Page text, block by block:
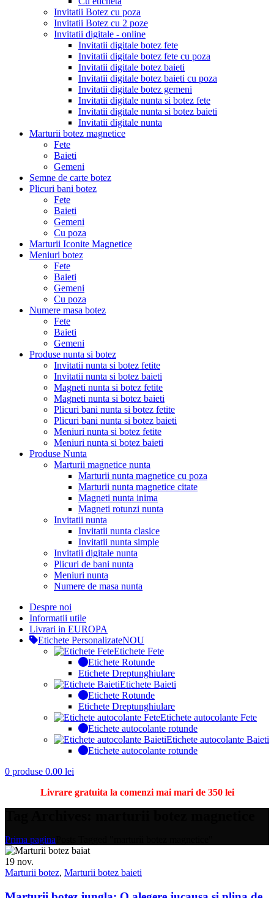
Invitatii Botez cu poza
Invitatii Botez cu 2 poze
Invitatii digitale - online
Invitatii digitale botez fete
Invitatii digitale botez fete cu poza
Invitatii digitale botez baieti
Invitatii digitale botez baieti cu poza
Invitatii digitale botez gemeni
Invitatii digitale nunta si botez fete
Invitatii digitale nunta si botez baieti
Invitatii digitale nunta
Marturii botez magnetice
Fete
Baieti
Gemeni
Semne de carte botez
Plicuri bani botez
Fete
Baieti
Gemeni
Cu poza
Marturii Iconite Magnetice
Meniuri botez
Fete
Baieti
Gemeni
Cu poza
Numere masa botez
Fete
Baieti
Gemeni
Produse nunta si botez
Invitatii nunta si botez fetite
Invitatii nunta si botez baieti
Magneti nunta si botez fetite
Magneti nunta si botez baieti
Plicuri bani nunta si botez fetite
Plicuri bani nunta si botez baieti
Meniuri nunta si botez fetite
Meniuri nunta si botez baieti
Produse Nunta
Marturii magnetice nunta
Marturii nunta magnetice cu poza
Marturii nunta magnetice citate
Magneti nunta inima
Magneti rotunzi nunta
Invitatii nunta
Invitatii nunta clasice
Invitatii nunta simple
Invitatii digitale nunta
Plicuri de bani nunta
Meniuri nunta
Numere de masa nunta
Despre noi
Informatii utile
Livrari in EUROPA
Etichete PersonalizateNOU
Etichete Fete
Etichete Rotunde
Etichete Dreptunghiulare
Etichete Baieti
Etichete Rotunde
Etichete Dreptunghiulare
Etichete autocolante Fete
Etichete autocolante rotunde
Etichete autocolante Baieti
Etichete autocolante rotunde
0 produse 0.00 lei
Livrare gratuita la comenzi mai mari de 350 lei
Prima pagina
19 nov.
Marturii botez, Marturii botez baieti